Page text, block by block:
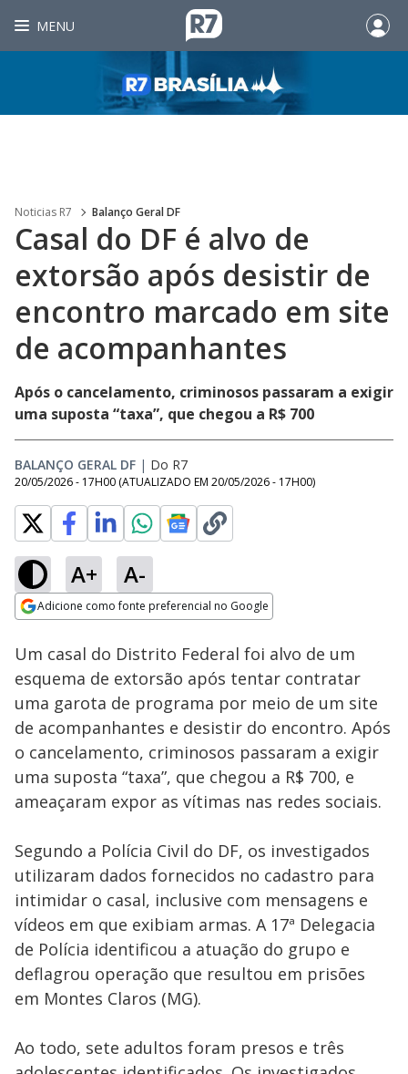
MENU
Noticias R7 Balanço Geral DF
Casal do DF é alvo de
extorsão após desistir de
encontro marcado em site
de acompanhantes
Após o cancelamento, criminosos passaram a exigir
uma suposta “taxa”, que chegou a R$ 700
BALANÇO GERAL DF | Do R7
20/05/2026 - 17H00 (ATUALIZADO EM 20/05/2026 - 17H00)
A+ A-
Adicione como fonte preferencial no Google
Ativar
Loaded:
9.29%
Um casal do Distrito Federal foi alvo de um
esquema de extorsão após tentar contratar
uma garota de programa por meio de um site
de acompanhantes e desistir do encontro. Após
o cancelamento, criminosos passaram a exigir
uma suposta “taxa”, que chegou a R$ 700, e
ameaçaram expor as vítimas nas redes sociais.
Segundo a Polícia Civil do DF, os investigados
utilizaram dados fornecidos no cadastro para
intimidar o casal, inclusive com mensagens e
vídeos em que exibiam armas. A 17ª Delegacia
de Polícia identificou a atuação do grupo e
deflagrou operação que resultou em prisões
em Montes Claros (MG).
Ao todo, sete adultos foram presos e três